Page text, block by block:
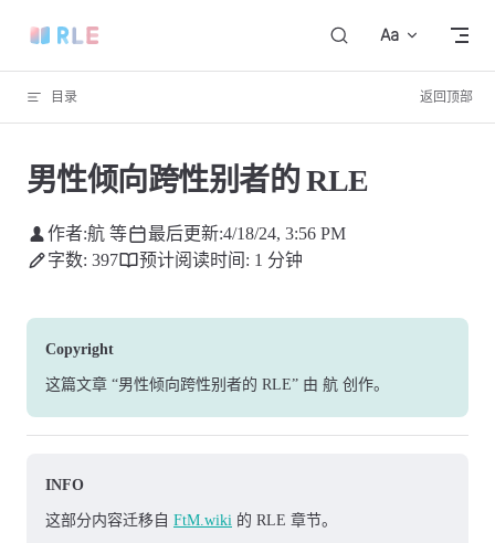
Skip to content
目录 返回顶部
男性倾向跨性别者的 RLE
作者:航 等 最后更新:4/18/24, 3:56 PM
字数: 397
预计阅读时间: 1 分钟
Copyright
这篇文章 “男性倾向跨性别者的 RLE” 由 航 创作。
INFO
这部分内容迁移自 FtM.wiki 的 RLE 章节。